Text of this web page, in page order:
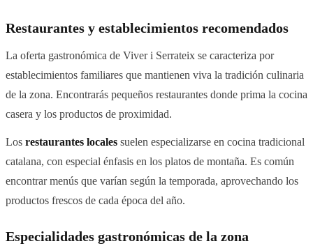
Restaurantes y establecimientos recomendados
La oferta gastronómica de Viver i Serrateix se caracteriza por
establecimientos familiares que mantienen viva la tradición culinaria
de la zona. Encontrarás pequeños restaurantes donde prima la cocina
casera y los productos de proximidad.
Los restaurantes locales suelen especializarse en cocina tradicional
catalana, con especial énfasis en los platos de montaña. Es común
encontrar menús que varían según la temporada, aprovechando los
productos frescos de cada época del año.
Especialidades gastronómicas de la zona